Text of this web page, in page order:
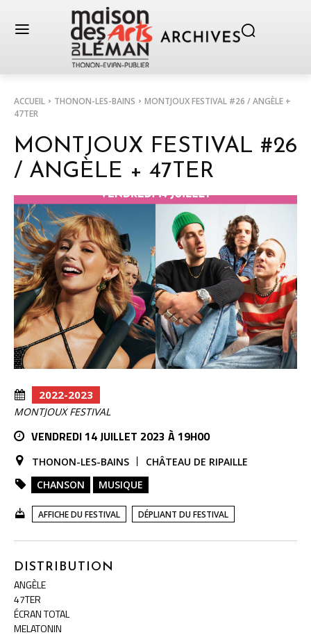
ACCUEIL THONON-LES-BAINS
MONTJOUX FESTIVAL #26 / ANGÈLE +
47TER
MONTJOUX FESTIVAL #26
/ ANGÈLE + 47TER
2022-2023
MONTJOUX FESTIVAL
VENDREDI 14 JUILLET 2023 À 19H00
THONON-LES-BAINS
CHÂTEAU DE RIPAILLE
CHANSON
MUSIQUE
AFFICHE DU FESTIVAL DÉPLIANT DU FESTIVAL
DISTRIBUTION
ANGÈLE
47TER
ÉCRAN TOTAL
MELATONIN